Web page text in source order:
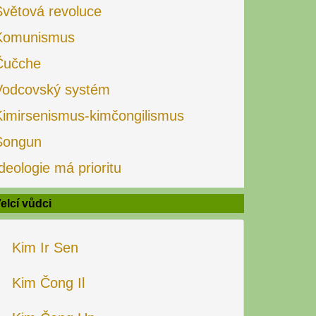
revoluce
systém
kimčongilismus
má prioritu
vůdci
Kim Ir Sen
Kim Čong Il